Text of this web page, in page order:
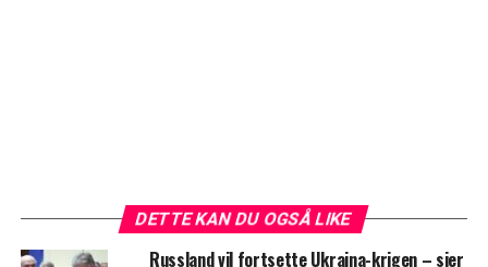
DETTE KAN DU OGSÅ LIKE
Russland vil fortsette Ukraina-krigen – sier